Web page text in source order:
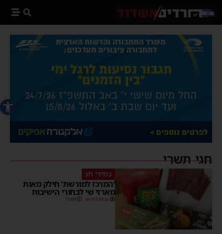
פתח
חגי תשרי
כמידי חג
‘המרכז למורשת’ חילק מאות
מארזי שי לבחורי הישיבות
מנחם דויטש 13:09